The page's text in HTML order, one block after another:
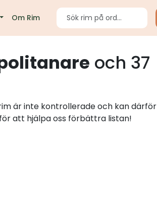
Om Rim
och 37
är inte kontrollerade och kan därför
att hjälpa oss förbättra listan!